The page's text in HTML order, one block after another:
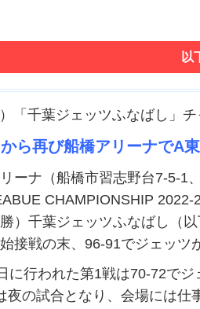
以
「千葉ジェッツふなばし」
ら再び船橋アリーナでA
ーナ（船橋市習志野台7-5-1
CHAMPIONSHIP
勝）千葉ジェッツふなばし（
接戦の末、96-91でジェッツ
行われた第1戦は70-72でジ
夜の試合となり、会場には